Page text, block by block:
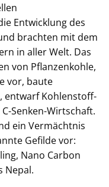
Entwicklung des
brachten mit dem
in aller Welt. Das
von Pflanzenkohle,
vor, baute
entwarf Kohlenstoff-
Senken-Wirtschaft.
ein Vermächtnis
Gefilde vor:
Nano Carbon
Nepal.